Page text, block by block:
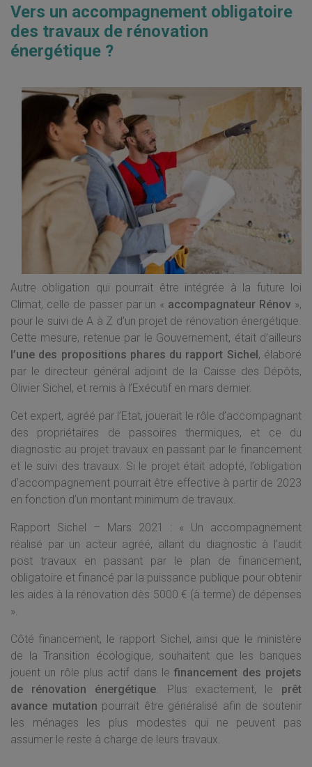
Vers un accompagnement obligatoire
des travaux de rénovation
énergétique ?
Autre obligation qui pourrait être intégrée à la future loi
Climat, celle de passer par un « accompagnateur Rénov »,
pour le suivi de A à Z d’un projet de rénovation énergétique.
Cette mesure, retenue par le Gouvernement, était d’ailleurs
l’une des propositions phares du rapport Sichel, élaboré
par le directeur général adjoint de la Caisse des Dépôts,
Olivier Sichel, et remis à l’Exécutif en mars dernier.
Cet expert, agréé par l’Etat, jouerait le rôle d’accompagnant
des propriétaires de passoires thermiques, et ce du
diagnostic au projet travaux en passant par le financement
et le suivi des travaux. Si le projet était adopté, l’obligation
d’accompagnement pourrait être effective à partir de 2023
en fonction d’un montant minimum de travaux.
Rapport Sichel – Mars 2021 : « Un accompagnement
réalisé par un acteur agréé, allant du diagnostic à l’audit
post travaux en passant par le plan de financement,
obligatoire et financé par la puissance publique pour obtenir
les aides à la rénovation dès 5000 € (à terme) de dépenses
».
Côté financement, le rapport Sichel, ainsi que le ministère
de la Transition écologique, souhaitent que les banques
jouent un rôle plus actif dans lefinancement des projets
de rénovation énergétique. Plus exactement, le prêt
avance mutation pourrait être généralisé afin de soutenir
les ménages les plus modestes qui ne peuvent pas
assumer le reste à charge de leurs travaux.